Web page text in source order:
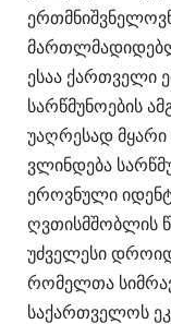
ესაა ქართველი
სარწმუნოების
უაღრესად
ვლინდება
ეროვნული
ღვთისმშობლის
უძველესი
რომელთა
საქართველოს